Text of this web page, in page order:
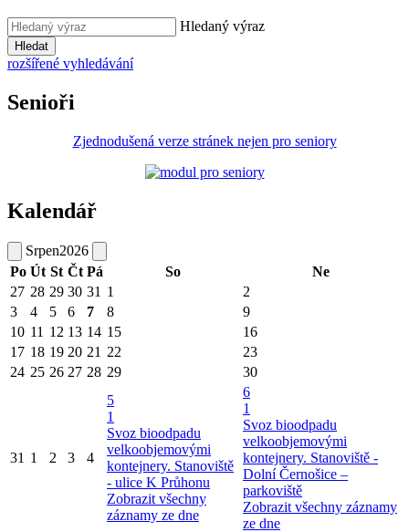
Hledaný výraz
Hledat
rozšířené vyhledávání
Senioři
Zjednodušená verze stránek nejen pro seniory
Kalendář
Srpen2026
Po Út St Čt Pá So
Ne
27 28 29 30 31 1
2
3
4 5 6 7 8
9
10 11 12 13 14 15
16
17 18 19 20 21 22
23
24 25 26 27 28 29 30
31 1 2 3 4
5
1
Svoz bioodpadu
velkoobjemovými
kontejnery. Stanoviště
- ulice K Průhonu
Zobrazit všechny
záznamy ze dne
6
1
Svoz bioodpadu
velkoobjemovými
kontejnery. Stanoviště -
Dolní Černošice –
parkoviště
Zobrazit všechny záznamy
ze dne